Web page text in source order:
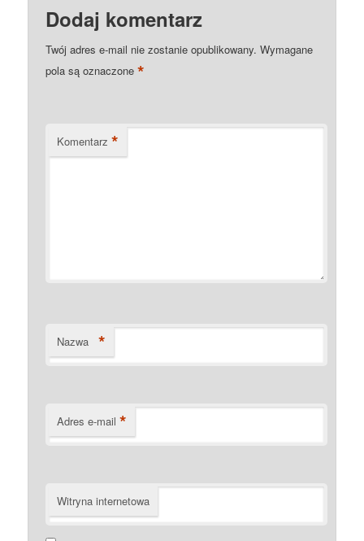
Dodaj komentarz
Twój adres e-mail nie zostanie opublikowany. Wymagane
pola są oznaczone*
Komentarz *
Nazwa *
Adres e-mail *
Witryna internetowa